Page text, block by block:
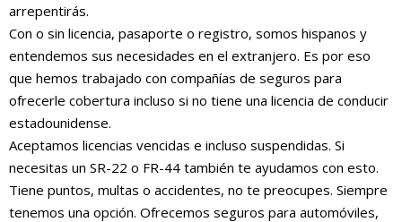
arrepentirás.
Con o sin licencia, pasaporte o registro, somos hispanos y
entendemos sus necesidades en el extranjero. Es por eso
que hemos trabajado con compañías de seguros para
ofrecerle cobertura incluso si no tiene una licencia de conducir
estadounidense.
Aceptamos licencias vencidas e incluso suspendidas. Si
necesitas un SR-22 o FR-44 también te ayudamos con esto.
Tiene puntos, multas o accidentes, no te preocupes. Siempre
tenemos una opción. Ofrecemos seguros para automóviles,